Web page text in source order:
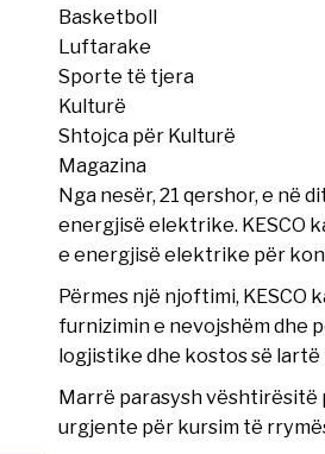
Basketboll
Luftarake
Sporte të tjera
Kulturë
Shtojca për Kulturë
Magazina
Nga nesër, 21 qershor, e në
energjisë elektrike. KESCO
e energjisë elektrike për
Përmes një njoftimi,
furnizimin e nevojshëm dhe
logjistike dhe kostos së
Marrë parasysh vështirësitë
urgjente për kursim të